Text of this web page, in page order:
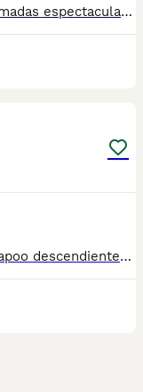
Camada de hembras raza Cavapoo. Camadas espectaculares de Cavpoo de cría familiar y hecha por profesionales con vocación, y años de experiencia y buenas prácticas. Todas las camadas están supervisadas desde su nacimiento hasta tu entrega, por veterinarios y por un equipo técnico y humano que vela por su cuidado y bienestar. Todos y cada uno de los cachorros se entregan con unos dos meses y medio de edad y sus vacunas correspondientes, desparasitados interna y externamente y con certificado de salud. También podemos entregar en toda España mediante transporte de alta calidad preparado para animales y con chofer particular. Llámanos o háblanos por whats app, y estaremos encantados de atenderte y de charlar contigo para solventar y responder a todas tus dudas y consultas. Teléfono / Whats app: 641 92 23 90 Precio a partir de 1000€
Espectaculares cachorros de raza Cavapoo descendientes de las mejores líneas de sangre. Disponibles machos y hembras Profesionales en la cría ética, transparente y familiar , con ejemplares nacidos y criados en España. Las camadas están bajo supervisión veterinaria desde su nacimiento hasta que son entregadas a su nueva familia. Criados por un equipo de profesionales y mejores personas que, con años de experiencia a sus espaldas, cuidan a los animales por vocación, aplicando una cría ética y responsable para que cada cachorro se desarrolle con la mejor salud y con un buen temperamento. Todos los cachorritos se entregan con unos dos meses y medio de edad y sus vacunas correspondientes, desparasitados interna y externamente, con certificado de salud, y garantía tanto por enfermedad vírica como congénito genética. Posibilidad de entregar en toda España mediante transporte propio habilitado para perros y con chofer privado.